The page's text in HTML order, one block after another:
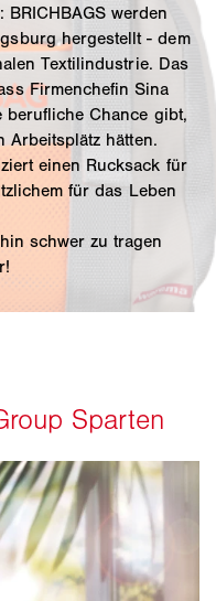
werden
hergestellt - dem
Textilindustrie. Das
Firmenchefin Sina
berufliche Chance gibt,
Arbeitsplätz hätten.
einen Rucksack für
für das Leben
schwer zu tragen